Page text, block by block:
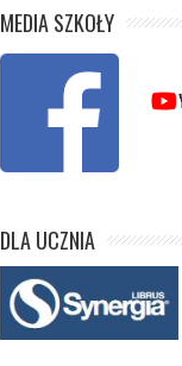
MEDIA SZKOŁY
DLA UCZNIA